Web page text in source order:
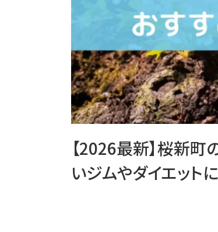
【2026最新】桜新
いジムやダイエット